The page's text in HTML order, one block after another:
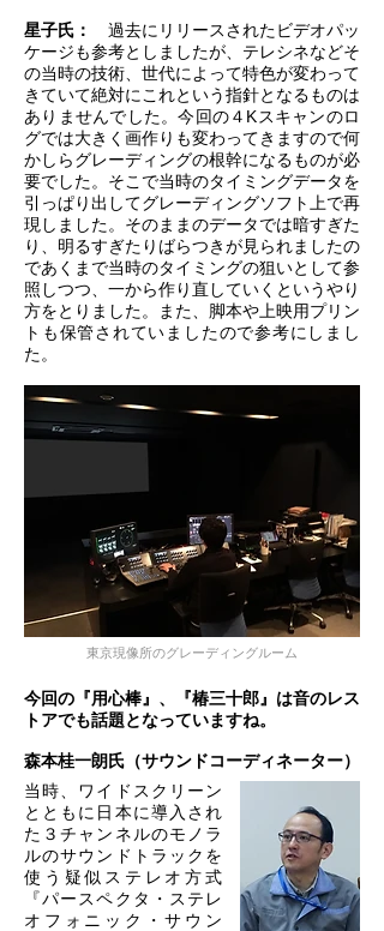
星子氏：
過去にリリースされたビデオパッ
ケージも参考としましたが、テレシネなどそ
の当時の技術、世代によって特色が変わって
きていて絶対にこれという指針となるものは
ありませんでした。今回の４Kスキャンのロ
グでは大きく画作りも変わってきますので何
かしらグレーディングの根幹になるものが必
要でした。そこで当時のタイミングデータを
引っぱり出してグレーディングソフト上で再
現しました。そのままのデータでは暗すぎた
り、明るすぎたりばらつきが見られましたの
であくまで当時のタイミングの狙いとして参
照しつつ、一から作り直していくというやり
方をとりました。また、脚本や上映用プリン
トも保管されていましたので参考にしまし
た。
東京現像所のグレーディングルーム
今回の『用心棒』、『椿三十郎』は音のレス
トアでも話題となっていますね。
森本桂一朗氏（サウンドコーディネーター）
当時、ワイドスクリーン
とともに日本に導入され
た３チャンネルのモノラ
ルのサウンドトラックを
使う疑似ステレオ方式
『パースペクタ・ステレ
オフォニック・サウン